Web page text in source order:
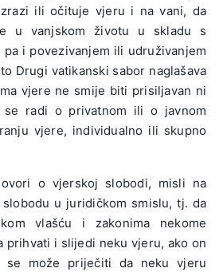
ili očituje vjeru i na vani, da
u vanjskom životu u skladu s
i povezivanjem ili udruživanjem
Drugi vatikanski sabor naglašava
vjere ne smije biti prisiljavan ni
se radi o privatnom ili o javnom
vjere, individualno ili skupno
o vjerskoj slobodi, misli na
u juridičkom smislu, tj. da
vlašću i zakonima nekome
prihvati i slijedi neku vjeru, ako on
može priječiti da neku vjeru